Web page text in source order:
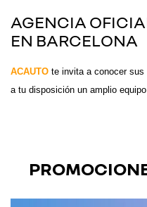
AGENCIA
EN BARCELONA
ACAUTO te invita a conocer sus
a tu disposición un amplio